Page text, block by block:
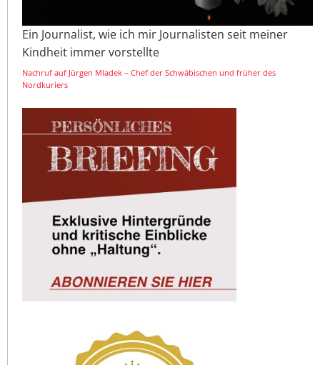
Ein Journalist, wie ich mir Journalisten seit meiner
Kindheit immer vorstellte
Nachruf auf Jürgen Mladek – Chef der Schwäbischen und früher des
Nordkuriers